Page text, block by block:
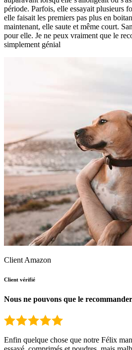
période. Parfois, elle essayait plusieurs
elle faisait les premiers pas plus en
maintenant, elle saute et même court.
pour elle. Je ne peux vraiment que le
simplement génial
Client Amazon
Client vérifié
Nous ne pouvons que le
Enfin quelque chose que notre Félix